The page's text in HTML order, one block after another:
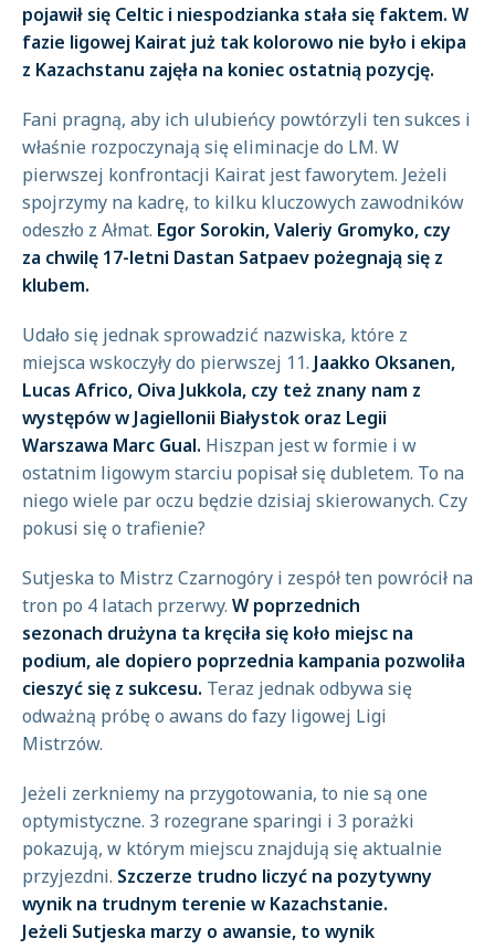
pojawił się Celtic i niespodzianka stała się faktem. W
fazie ligowej Kairat już tak kolorowo nie było i ekipa
z Kazachstanu zajęła na koniec ostatnią pozycję.
Fani pragną, aby ich ulubieńcy powtórzyli ten sukces i
właśnie rozpoczynają się eliminacje do LM. W
pierwszej konfrontacji Kairat jest faworytem. Jeżeli
spojrzymy na kadrę, to kilku kluczowych zawodników
odeszło z Ałmat. Egor Sorokin, Valeriy Gromyko, czy
za chwilę 17-letni Dastan Satpaev pożegnają się z
klubem.
Udało się jednak sprowadzić nazwiska, które z
miejsca wskoczyły do pierwszej 11. Jaakko Oksanen,
Lucas Africo, Oiva Jukkola, czy też znany nam z
występów w Jagiellonii Białystok oraz Legii
Warszawa Marc Gual. Hiszpan jest w formie i w
ostatnim ligowym starciu popisał się dubletem. To na
niego wiele par oczu będzie dzisiaj skierowanych. Czy
pokusi się o trafienie?
Sutjeska to Mistrz Czarnogóry i zespół ten powrócił na
tron po 4 latach przerwy. W poprzednich
sezonach drużyna ta kręciła się koło miejsc na
podium, ale dopiero poprzednia kampania pozwoliła
cieszyć się z sukcesu. Teraz jednak odbywa się
odważną próbę o awans do fazy ligowej Ligi
Mistrzów.
Jeżeli zerkniemy na przygotowania, to nie są one
optymistyczne. 3 rozegrane sparingi i 3 porażki
pokazują, w którym miejscu znajdują się aktualnie
przyjezdni. Szczerze trudno liczyć na pozytywny
wynik na trudnym terenie w Kazachstanie.
Jeżeli Sutjeska marzy o awansie, to wynik